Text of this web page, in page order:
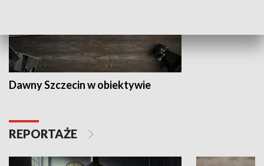
Dawny Szczecin w obiektywie
REPORTAŻE